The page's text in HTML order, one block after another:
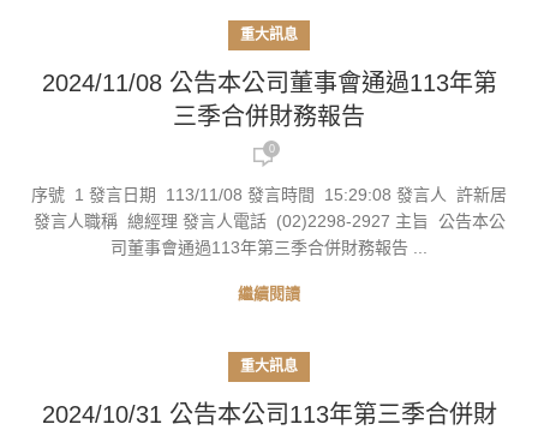
重大訊息
2024/11/08 公告本公司董事會通過113年第
三季合併財務報告
0
序號 1 發言日期 113/11/08 發言時間 15:29:08 發言人 許新居
發言人職稱 總經理 發言人電話 (02)2298-2927 主旨 公告本公
司董事會通過113年第三季合併財務報告 ...
繼續閱讀
重大訊息
2024/10/31 公告本公司113年第三季合併財